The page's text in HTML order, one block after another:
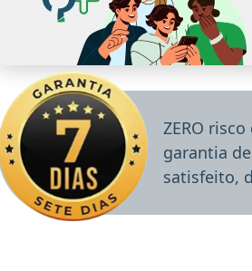
ZERO
garantia
satisfeito,